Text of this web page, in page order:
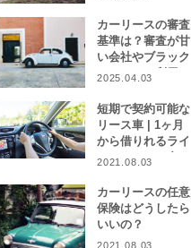
カーリースの審査
基準は？審査が甘
い会社やブラック
リストでも利用で
2025.04.03
短期で契約可能な
リース車 | 1ヶ月
から借りれるライ
フスタイルに合わ
集
2021.08.03
カーリースの任意
保険はどうしたら
いいの？
2021.08.03